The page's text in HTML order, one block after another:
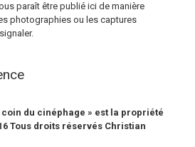
paraît être publié ici de manière
photographies ou les captures
coin du cinéphage » est la propriété
Tous droits réservés Christian